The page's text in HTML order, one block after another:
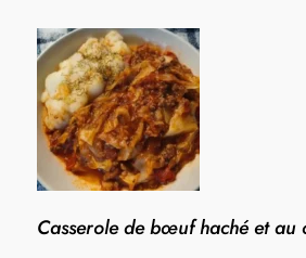
Casserole de bœuf haché et au